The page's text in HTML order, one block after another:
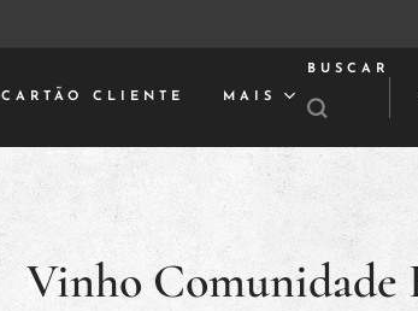
CARTÃO CLIENTE MAIS
BUSCAR
Vinho Comunidade